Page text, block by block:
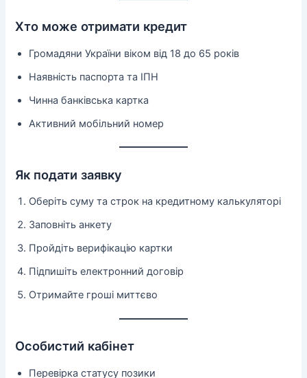
Хто може отримати кредит
Громадяни України віком від 18 до 65 років
Наявність паспорта та ІПН
Чинна банківська картка
Активний мобільний номер
Як подати заявку
Оберіть суму та строк на кредитному калькуляторі
Заповніть анкету
Пройдіть верифікацію картки
Підпишіть електронний договір
Отримайте гроші миттєво
Особистий кабінет
Перевірка статусу позики